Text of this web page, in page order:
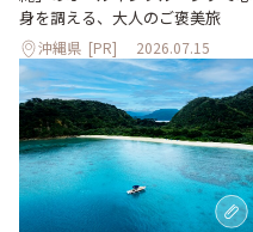
身を調える、大人のご褒美旅
沖縄県 [PR] 2026.07.15